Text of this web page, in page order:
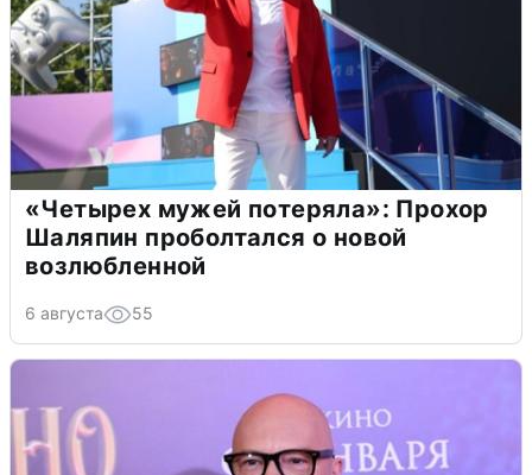
«Четырех мужей потеряла»: Прохор
Шаляпин проболтался о новой
возлюбленной
6 августа 55